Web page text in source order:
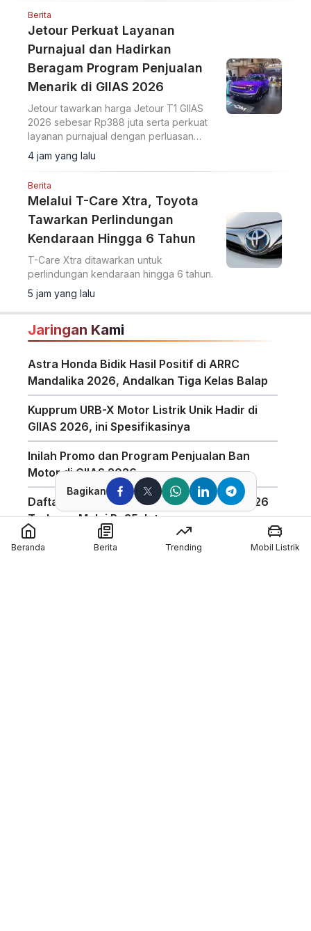
Berita
Jetour Perkuat Layanan
Purnajual dan Hadirkan
Beragam Program Penjualan
Menarik di GIIAS 2026
Jetour tawarkan harga Jetour T1 GIIAS
2026 sebesar Rp388 juta serta perkuat
layanan purnajual dengan perluasan
jaringan dealer hingga 40 showroom di
GIIAS 2026.
4 jam yang lalu
Berita
Melalui T-Care Xtra, Toyota
Tawarkan Perlindungan
Kendaraan Hingga 6 Tahun
T-Care Xtra ditawarkan untuk
perlindungan kendaraan hingga 6 tahun.
5 jam yang lalu
Jaringan Kami
Astra Honda Bidik Hasil Positif di ARRC
Mandalika 2026, Andalkan Tiga Kelas Balap
Kupprum URB-X Motor Listrik Unik Hadir di
GIIAS 2026, ini Spesifikasinya
Inilah Promo dan Program Penjualan Ban
Motor di GIIAS 2026
Daftar Harga Honda PCX 160 Agustus 2026
Terbaru, Mulai Rp35 Jutaan
Penggunaan Boost Charge ALVA Naik Tajam,
Bagikan
Beranda Berita Trending Mobil Listrik